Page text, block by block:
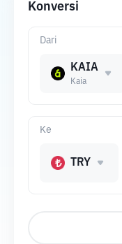
Konversi
Dari
KAIA
Kaia
Ke
TRY